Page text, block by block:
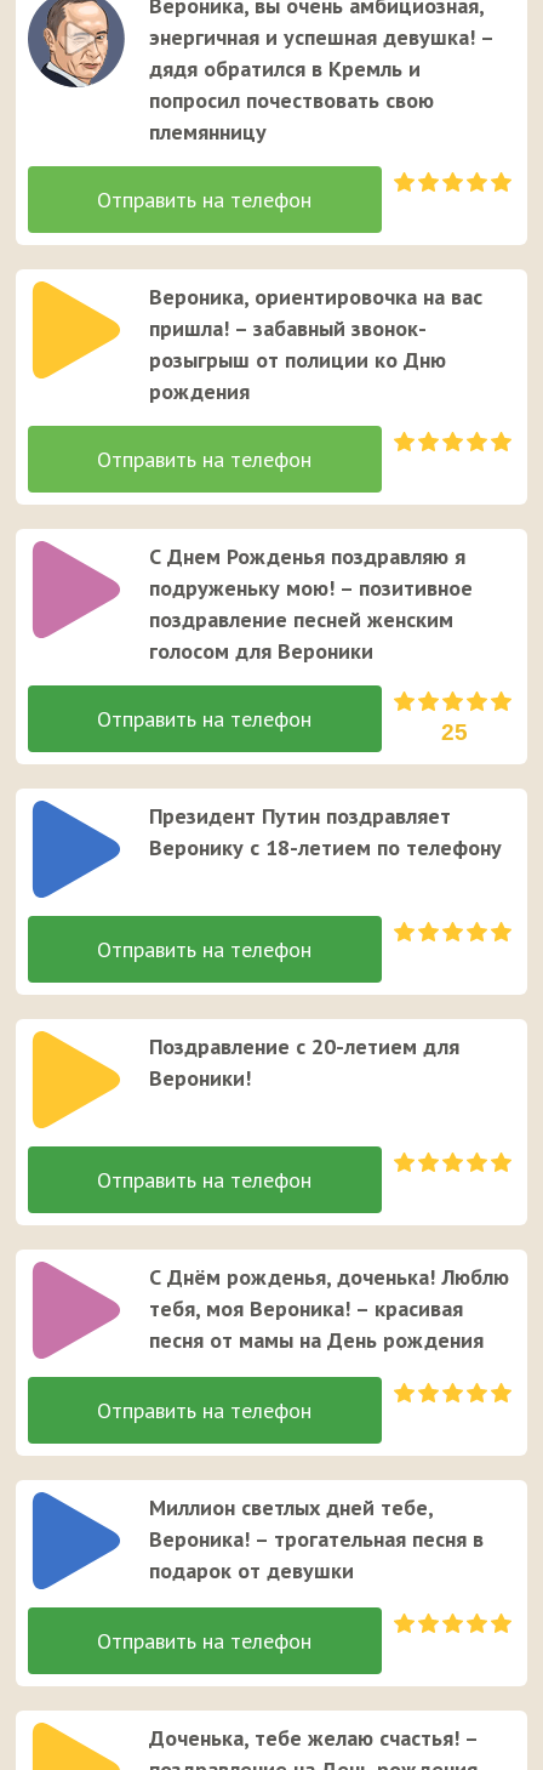
энергичная и успешная девушка! –
дядя обратился в Кремль и
попросил почествовать свою
племянницу
Вероника, ориентировочка на вас
пришла! – забавный звонок-
розыгрыш от полиции ко Дню
рождения
С Днем Рожденья поздравляю я
подруженьку мою! – позитивное
поздравление песней женским
голосом для Вероники
25
Президент Путин поздравляет
Веронику с 18-летием по телефону
Поздравление с 20-летием для
Вероники!
С Днём рожденья, доченька! Люблю
тебя, моя Вероника! – красивая
песня от мамы на День рождения
Миллион светлых дней тебе,
Вероника! – трогательная песня в
подарок от девушки
Доченька, тебе желаю счастья! –